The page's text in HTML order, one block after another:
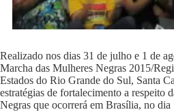
Realizado nos dias 31 de julho e 1 de
Marcha das Mulheres Negras 2015/
Estados do Rio Grande do Sul, Santa
estratégias de fortalecimento a respeito
Negras que ocorrerá em Brasília, no